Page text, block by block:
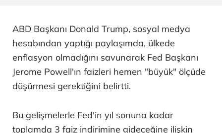
ABD Başkanı Donald Trump, sosyal medya
hesabından yaptığı paylaşımda, ülkede
enflasyon olmadığını savunarak Fed Başkanı
Jerome Powell'ın faizleri hemen "büyük" ölçüde
düşürmesi gerektiğini belirtti.
Bu gelişmelerle Fed'in yıl sonuna kadar
toplamda 3 faiz indirimine gideceğine ilişkin